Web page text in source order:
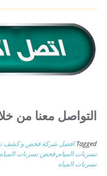
التواصل معنا من
Tagged افضل شركة فحص و كشف
تسربات المياه,فحص تسربات المياه
تسربات المياه